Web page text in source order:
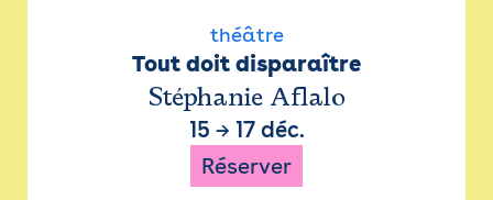
théâtre
Tout doit disparaître
Stéphanie Aflalo
15 → 17 déc.
Réserver